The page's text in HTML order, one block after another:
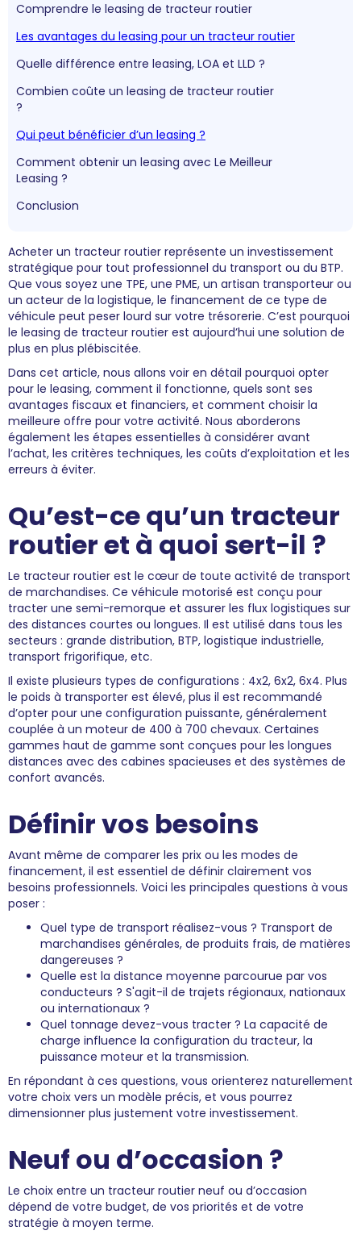
Comprendre le leasing de tracteur routier
Les avantages du leasing pour un tracteur routier
Quelle différence entre leasing, LOA et LLD ?
Combien coûte un leasing de tracteur routier
?
Qui peut bénéficier d’un leasing ?
Comment obtenir un leasing avec Le Meilleur
Leasing ?
Conclusion
Acheter un tracteur routier représente un investissement
stratégique pour tout professionnel du transport ou du BTP.
Que vous soyez une TPE, une PME, un artisan transporteur ou
un acteur de la logistique, le financement de ce type de
véhicule peut peser lourd sur votre trésorerie. C’est pourquoi
le leasing de tracteur routier est aujourd’hui une solution de
plus en plus plébiscitée.
Dans cet article, nous allons voir en détail pourquoi opter
pour le leasing, comment il fonctionne, quels sont ses
avantages fiscaux et financiers, et comment choisir la
meilleure offre pour votre activité. Nous aborderons
également les étapes essentielles à considérer avant
l’achat, les critères techniques, les coûts d’exploitation et les
erreurs à éviter.
Qu’est-ce qu’un tracteur
routier et à quoi sert-il ?
Le tracteur routier est le cœur de toute activité de transport
de marchandises. Ce véhicule motorisé est conçu pour
tracter une semi-remorque et assurer les flux logistiques sur
des distances courtes ou longues. Il est utilisé dans tous les
secteurs : grande distribution, BTP, logistique industrielle,
transport frigorifique, etc.
Il existe plusieurs types de configurations : 4x2, 6x2, 6x4. Plus
le poids à transporter est élevé, plus il est recommandé
d’opter pour une configuration puissante, généralement
couplée à un moteur de 400 à 700 chevaux. Certaines
gammes haut de gamme sont conçues pour les longues
distances avec des cabines spacieuses et des systèmes de
confort avancés.
Définir vos besoins
Avant même de comparer les prix ou les modes de
financement, il est essentiel de définir clairement vos
besoins professionnels. Voici les principales questions à vous
poser :
Quel type de transport réalisez-vous ? Transport de
marchandises générales, de produits frais, de matières
dangereuses ?
Quelle est la distance moyenne parcourue par vos
conducteurs ? S'agit-il de trajets régionaux, nationaux
ou internationaux ?
Quel tonnage devez-vous tracter ? La capacité de
charge influence la configuration du tracteur, la
puissance moteur et la transmission.
En répondant à ces questions, vous orienterez naturellement
votre choix vers un modèle précis, et vous pourrez
dimensionner plus justement votre investissement.
Neuf ou d’occasion ?
Le choix entre un tracteur routier neuf ou d’occasion
dépend de votre budget, de vos priorités et de votre
stratégie à moyen terme.